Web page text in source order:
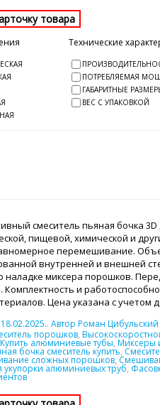
Технические
ПОТРЕБЛЯЕМАЯ
ГАБАРИТНЫЕ
ВЕС С УПАКОВКОЙ
смеситель пьяная бочка
пищевой, химической и
перемешивание.
внутренней и внешней
наладке миксера порошков.
Комплектность и
Цена указана с учетом
18.02.2025.. Автор Роман Цибульский
порошков,
Купить алюминиевые тубы, Миксеры
бочка смеситель купить,
сложных порошков,
укупорки алюминиевых труб,